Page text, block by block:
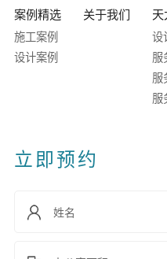
案例精选
施工案例
设计案例
关于我们 天
设
服
服
服
立即预约